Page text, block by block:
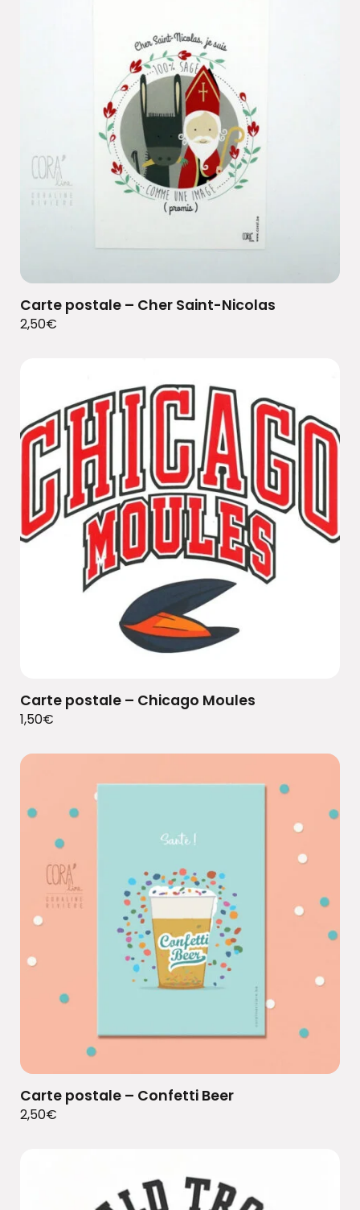
Carte postale – Cher Saint-Nicolas
2,50€
Carte postale – Chicago Moules
1,50€
Carte postale – Confetti Beer
2,50€